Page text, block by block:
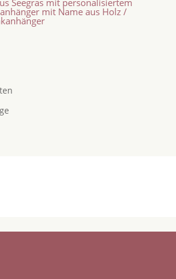
Seegras mit personalisiertem
mit Name aus Holz /